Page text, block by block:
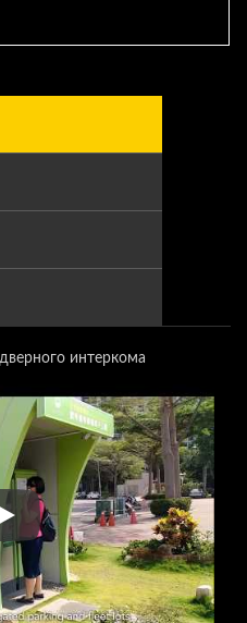
интеркома
Сценарии использования 4G